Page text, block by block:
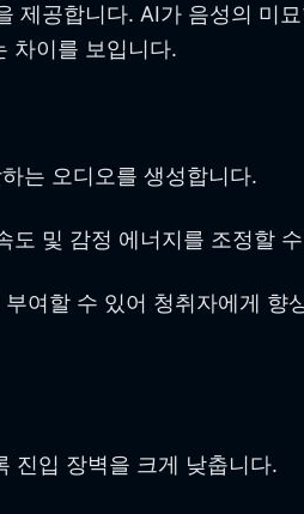
제공합니다. AI가 음성의 미
차이를 보입니다.
는 오디오를 생성합니다.
도 및 감정 에너지를 조정할
여할 수 있어 청취자에게 향
진입 장벽을 크게 낮춥니다.